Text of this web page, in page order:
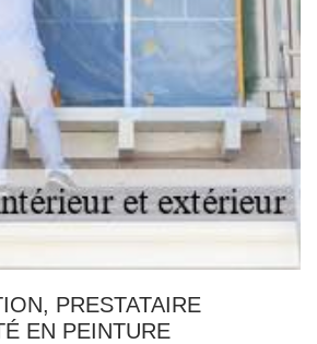
PRESTATAIRE
EN PEINTURE